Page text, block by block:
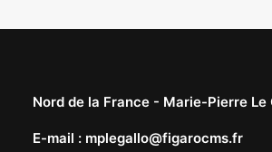
Nord de la France - Marie-Pierre Le
E-mail : mplegallo@figarocms.fr